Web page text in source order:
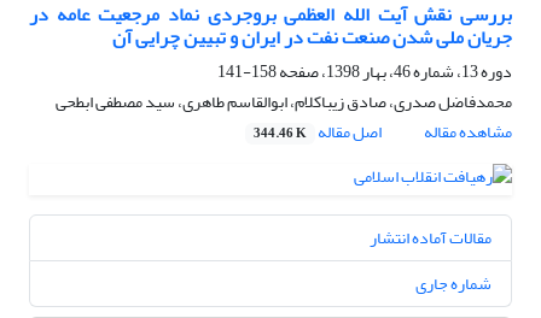
بررسی نقش آیت الله العظمی بروجردی نماد مرجعیت عامه در
جریان ملی شدن صنعت نفت در ایران و تبیین چرایی آن
دوره 13، شماره 46، بهار 1398، صفحه
158-141
محمدفاضل صدری، صادق زیباکلام، ابوالقاسم طاهری، سید مصطفی ابطحی
مشاهده مقاله
اصل مقاله 344.46 K
مقالات آماده انتشار
شماره جاری